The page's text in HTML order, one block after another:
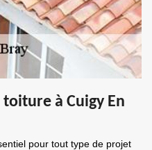
à Cuigy En
pour tout type de projet